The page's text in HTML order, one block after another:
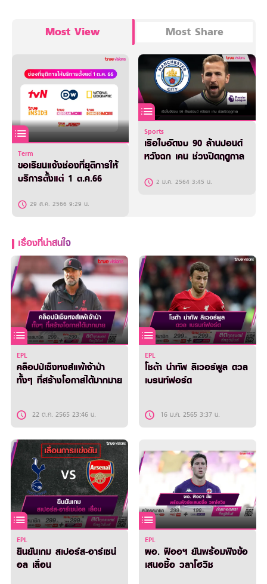
Most View Most Share
Term
ขอเรียนแจ้งช่องที่ยุติการให้
บริการตั้งแต่ 1 ต.ค.66
29 ส.ค. 2566 9:29 น.
Sports
เรือใบอัดงบ 90 ล้านปอนด์
หวังฉก เคน ช่วงปิดฤดูกาล
2 ม.ค. 2564 3:45 น.
เรื่องที่น่าสนใจ
EPL
คล็อปป์เซ็งหงส์แพ้เจ้าป่า
ทั้งๆ ที่สร้างโอกาสได้มากมาย
22 ต.ค. 2565 23:46 น.
EPL
โชต้า นำทัพ ลิเวอร์พูล ดวล
เบรนท์ฟอร์ด
16 ม.ค. 2565 3:37 น.
EPL
ยืนยันเกม สเปอร์ส-อาร์เซน่
อล เลื่อน
EPL
ผอ. ฟิออฯ ยันพร้อมฟังข้อ
เสนอซื้อ วลาโฮวิช